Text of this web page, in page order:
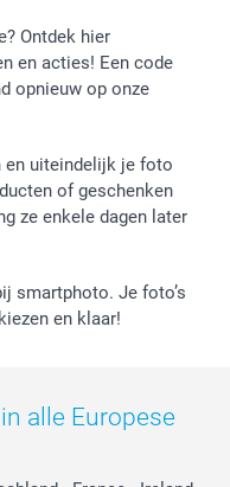
Ontdek hier
en acties! Een code
opnieuw op onze
en uiteindelijk je foto
of geschenken
ze enkele dagen later
smartphoto. Je foto’s
en klaar!
alle Europese